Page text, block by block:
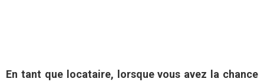
En tant que locataire, lorsque vous avez la chance